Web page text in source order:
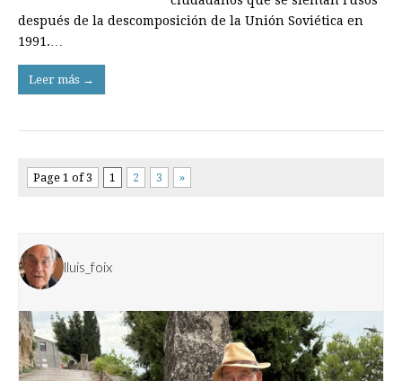
después de la descomposición de la Unión Soviética en
1991.…
Leer más →
Page 1 of 3 1 2 3 »
lluis_foix